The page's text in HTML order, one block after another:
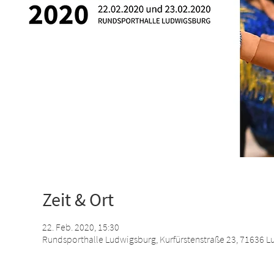
Zeit & Ort
22. Feb. 2020, 15:30
Rundsporthalle Ludwigsburg, Kurfürstenstraße 23, 71636